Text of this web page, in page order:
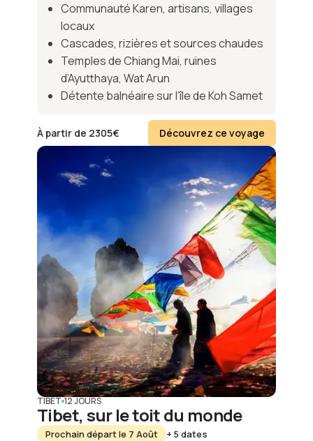
Communauté Karen, artisans, villages
locaux
Cascades, rizières et sources chaudes
Temples de Chiang Mai, ruines
d’Ayutthaya, Wat Arun
Détente balnéaire sur l’île de Koh Samet
À partir de 2305€ Découvrez ce voyage
TIBET 12 JOURS
Tibet, sur le toit du monde
Prochain départ le 7 Août + 5 dates